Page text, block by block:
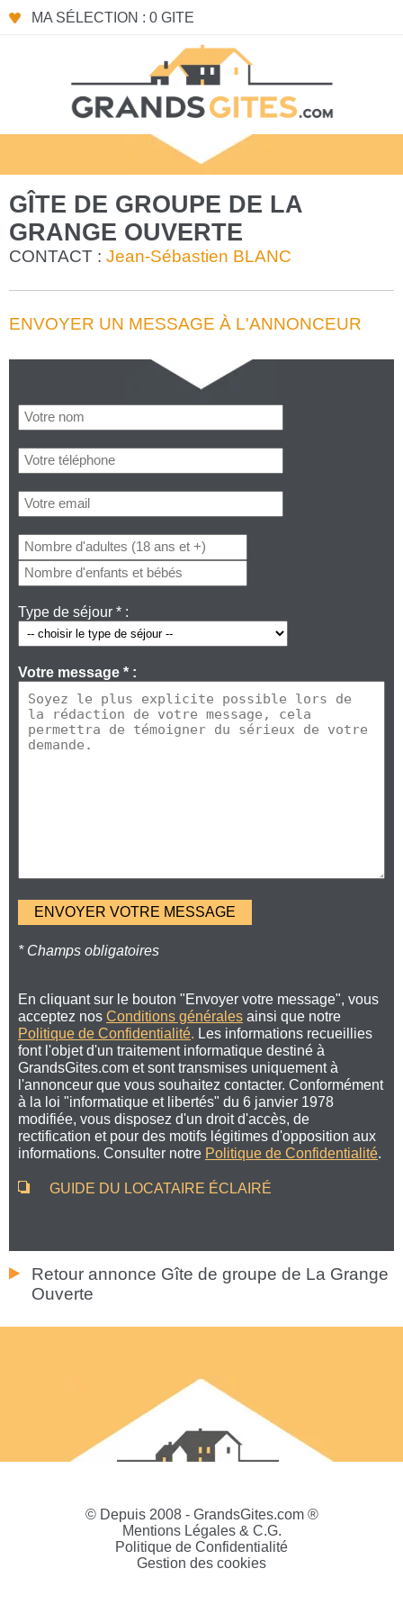
MA SÉLECTION : 0 GITE
GÎTE DE GROUPE DE LA
GRANGE OUVERTE
CONTACT : Jean-Sébastien BLANC
ENVOYER UN MESSAGE À L'ANNONCEUR
Type de séjour * :
Votre message * :
* Champs obligatoires
En cliquant sur le bouton "Envoyer votre message", vous
acceptez nos Conditions générales ainsi que notre
Politique de Confidentialité. Les informations recueillies
font l'objet d'un traitement informatique destiné à
GrandsGites.com et sont transmises uniquement à
l'annonceur que vous souhaitez contacter. Conformément
à la loi "informatique et libertés" du 6 janvier 1978
modifiée, vous disposez d'un droit d'accès, de
rectification et pour des motifs légitimes d'opposition aux
informations. Consulter notre Politique de Confidentialité.
GUIDE DU LOCATAIRE ÉCLAIRÉ
Retour annonce Gîte de groupe de La Grange
Ouverte
© Depuis 2008 - GrandsGites.com ®
Mentions Légales & C.G.
Politique de Confidentialité
Gestion des cookies